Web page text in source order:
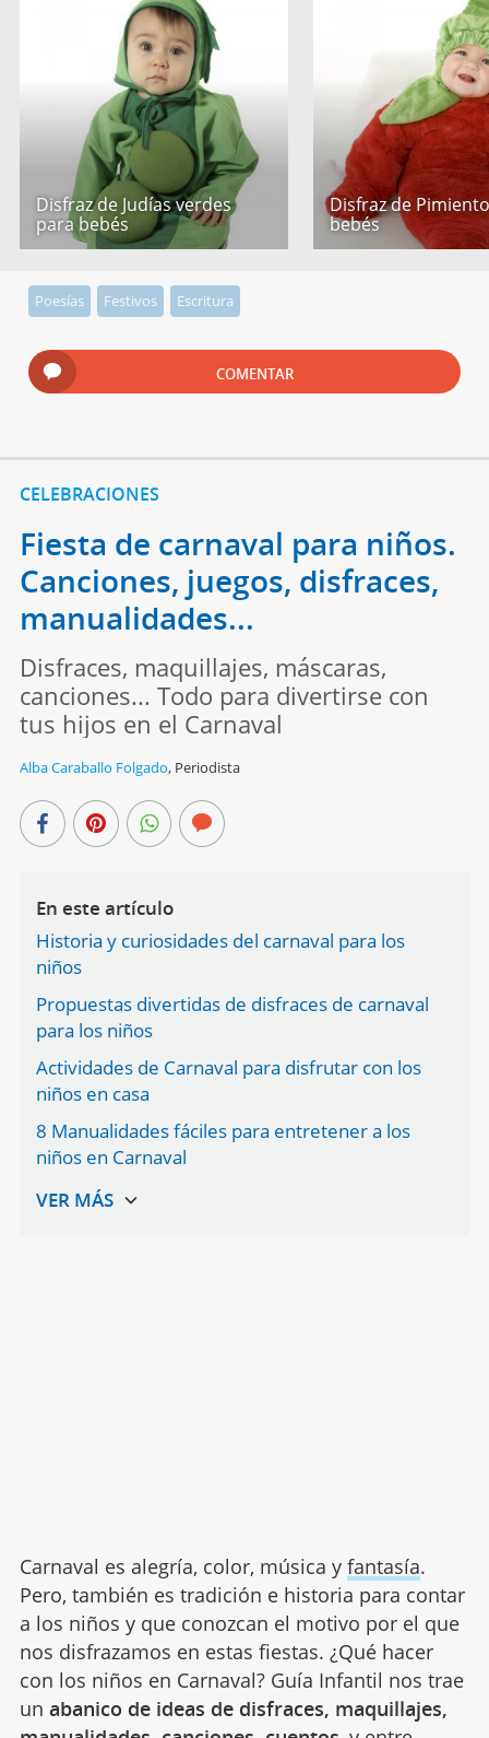
Disfraz de Judías verdes
para bebés
Disfraz de
bebés
Poesías Festivos Escritura
COMENTAR
CELEBRACIONES
Fiesta de carnaval para niños.
Canciones, juegos, disfraces,
manualidades...
Disfraces, maquillajes, máscaras,
canciones... Todo para divertirse con
tus hijos en el Carnaval
Alba Caraballo Folgado, Periodista
En este artículo
Historia y curiosidades del carnaval para los
niños
Propuestas divertidas de disfraces de carnaval
para los niños
Actividades de Carnaval para disfrutar con los
niños en casa
8 Manualidades fáciles para entretener a los
niños en Carnaval
Carnaval es alegría, color, música y fantasía.
Pero, también es tradición e historia para contar
a los niños y que conozcan el motivo por el que
nos disfrazamos en estas fiestas. ¿Qué hacer
con los niños en Carnaval? Guía Infantil nos trae
un abanico de ideas de disfraces, maquillajes,